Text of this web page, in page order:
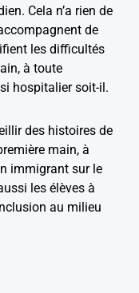
Cela n’a rien de
de
les difficultés
à toute
hospitalier soit-il.
des histoires de
main, à
immigrant sur le
les élèves à
au milieu